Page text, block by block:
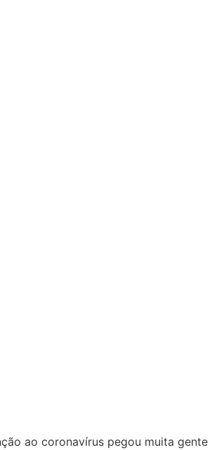
ao coronavírus pegou muita gente